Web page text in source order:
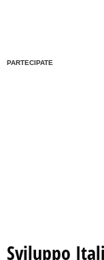
PARTECIPATE
Sviluppo